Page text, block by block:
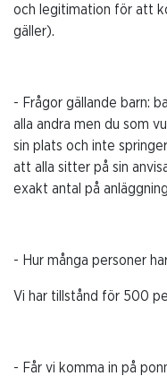
och legitimation för att
gäller).
- Frågor gällande barn:
alla andra men du som
sin plats och inte
att alla sitter på sin
exakt antal på
- Hur många personer
Vi har tillstånd för 500
- Får vi komma in på